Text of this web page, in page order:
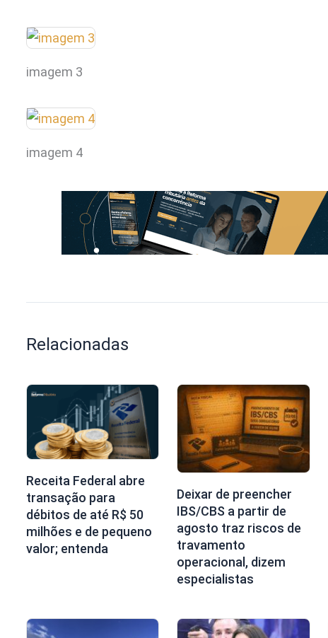
imagem 3
imagem 4
Relacionadas
Receita Federal abre
transação para
débitos de até R$ 50
milhões e de pequeno
valor; entenda
Deixar de preencher
IBS/CBS a partir de
agosto traz riscos de
travamento
operacional, dizem
especialistas